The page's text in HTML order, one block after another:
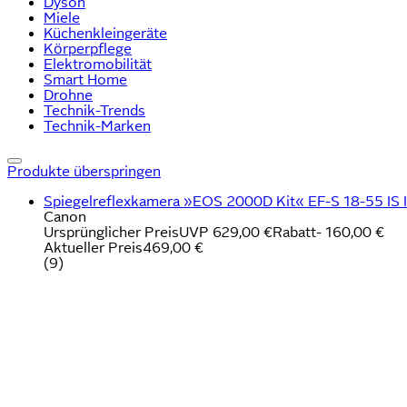
Miele
Küchenkleingeräte
Körperpflege
Elektromobilität
Smart Home
Drohne
Technik-Trends
Technik-Marken
Produkte überspringen
Spiegelreflexkamera »EOS 2000D Kit« EF-S 18-55 IS
Canon
Ursprünglicher PreisUVP 629,00 €Rabatt- 160,00 €
Aktueller Preis469,00 €
(9)